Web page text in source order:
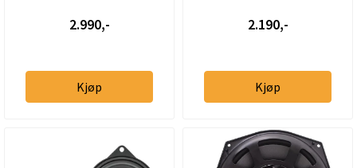
2.990,-
Kjøp
2.190,-
Kjøp